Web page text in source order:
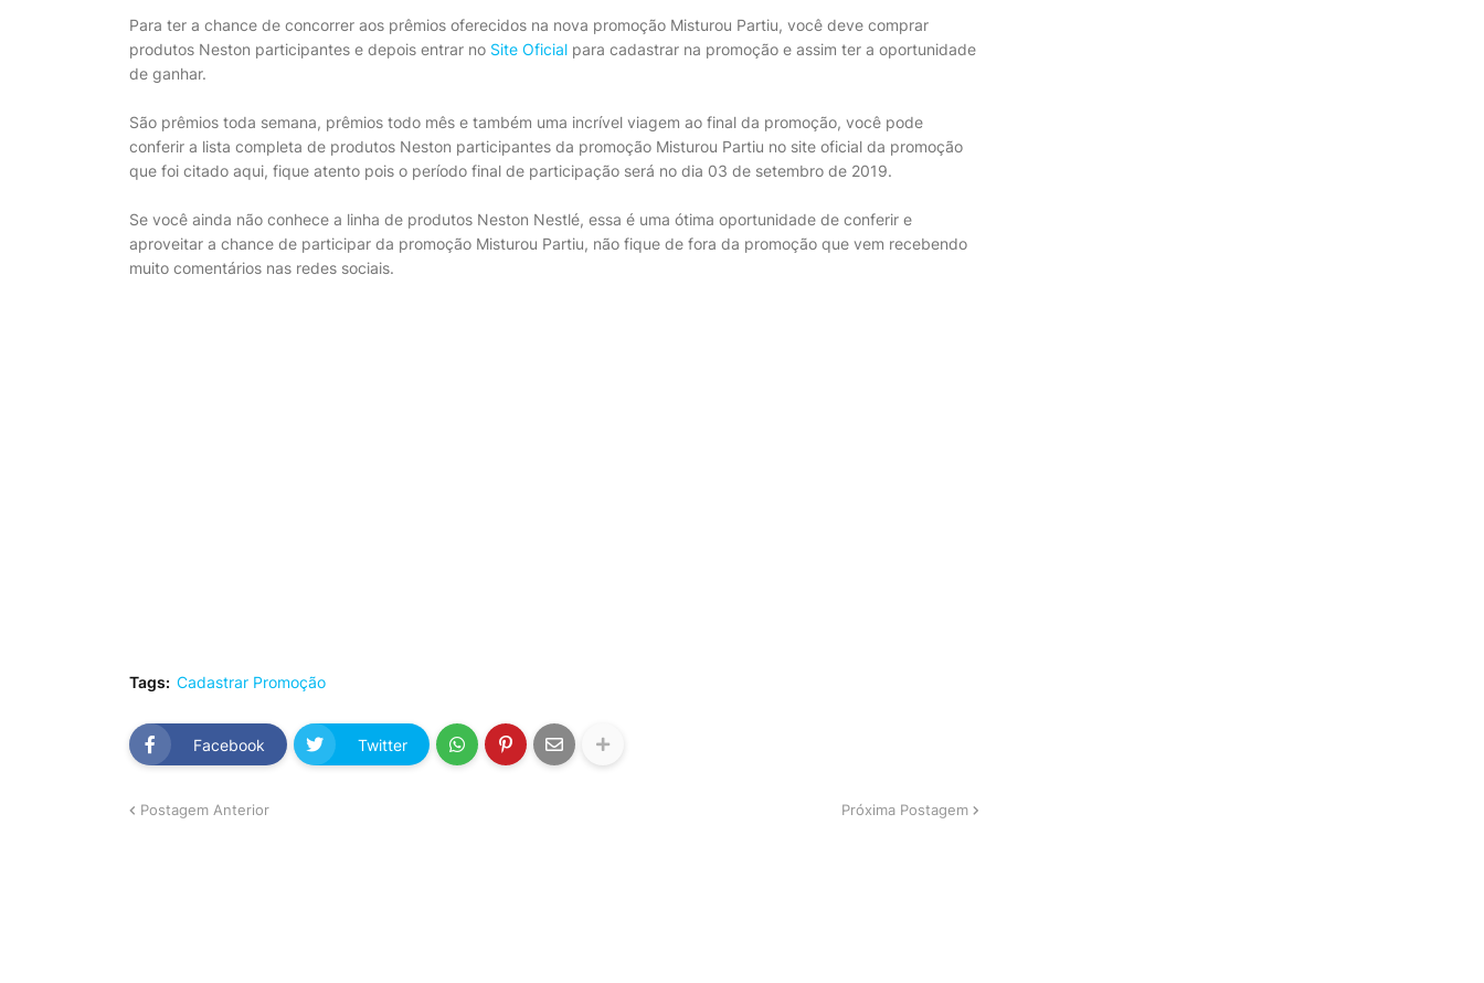
Para ter a chance de concorrer aos prêmios oferecidos na nova promoção Misturou Partiu, você deve comprar
produtos Neston participantes e depois entrar no Site Oficial para cadastrar na promoção e assim ter a oportunidade
de ganhar.
São prêmios toda semana, prêmios todo mês e também uma incrível viagem ao final da promoção, você pode
conferir a lista completa de produtos Neston participantes da promoção Misturou Partiu no site oficial da promoção
que foi citado aqui, fique atento pois o período final de participação será no dia 03 de setembro de 2019.
Se você ainda não conhece a linha de produtos Neston Nestlé, essa é uma ótima oportunidade de conferir e
aproveitar a chance de participar da promoção Misturou Partiu, não fique de fora da promoção que vem recebendo
muito comentários nas redes sociais.
Tags: Cadastrar Promoção
Facebook Twitter
Postagem Anterior Próxima Postagem